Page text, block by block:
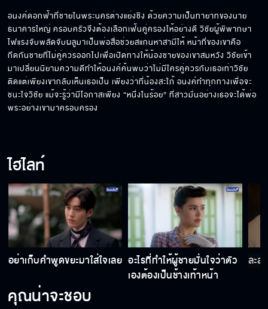
ก็ที่เอาชีวิตรอดมาถึงนี่ ก็เพื่อมาถามคำถามนี้
ถ้าไม่คิดจะเชื่อฉัน อย่างน้อยก็ควรให้เกียรติน้อง
สาวตัวเองบ้าง
คุณนายฝากถามมาว่า คุณพระ จะช่วยทำคดี
ฟ้องหย่าให้ได้มั้ย
อนงค์ดอกฟ้าที่ชายในพระนครต่างแย่งชิง ด้วยความเป็นทายาทของนาย
ธนาคารใหญ่ ครอบครัวจึงต้องเลือกเฟ้นคู่ครองให้อย่างดี วิชัยผู้พิพากษา
ไฟแรงจับพลัดจับผลูมาเป็นพ่อสื่อช่วยสแกนหาสามีให้ หน้าที่ของเขาคือ
กีดกันชายที่ไม่คู่ควรออกไปเพื่อเปิดทางให้น้องชายของเขาสมหวัง วิชัยเข้า
มาเปลี่ยนนิยามความดีทำให้อนงค์ค้นพบว่าไม่มีใครคู่ควรกับเธอเท่าวิชัย
ติดแต่เพียงเขากลับเห็นเธอเป็น เพียงว่าที่น้องสะใภ้ อนงค์ทำทุกทางเพื่อจะ
ชนะใจวิชัย แม้จะรู้ว่ามีโอกาสเพียง “หนึ่งในร้อย” ที่สาวมั่นอย่างเธอจะได้พ่อ
พระอย่างเขามาครอบครอง
ไฮไลท์
อย่าเก็บคำพูดขยะมาใส่ใจเลย อะไรที่ทำให้ผู้ชายมั่นใจว่าตัว
เองต้องเป็นช้างเท้าหน้า
ละส
คุณน่าจะชอบ